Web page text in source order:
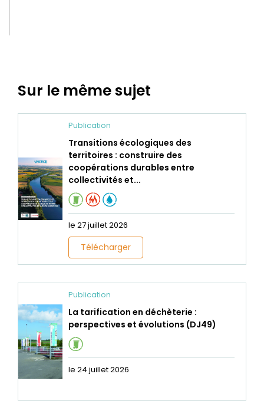
Sur le même sujet
Publication
Transitions écologiques des
territoires : construire des
coopérations durables entre
collectivités et...
le 27 juillet 2026
Télécharger
Publication
La tarification en déchèterie :
perspectives et évolutions (DJ49)
le 24 juillet 2026